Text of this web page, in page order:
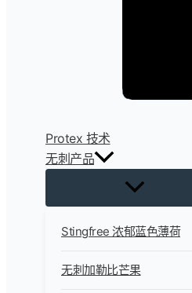
Protex 技术
无刺产品
Stingfree 浓郁蓝色薄荷
无刺加勒比芒果